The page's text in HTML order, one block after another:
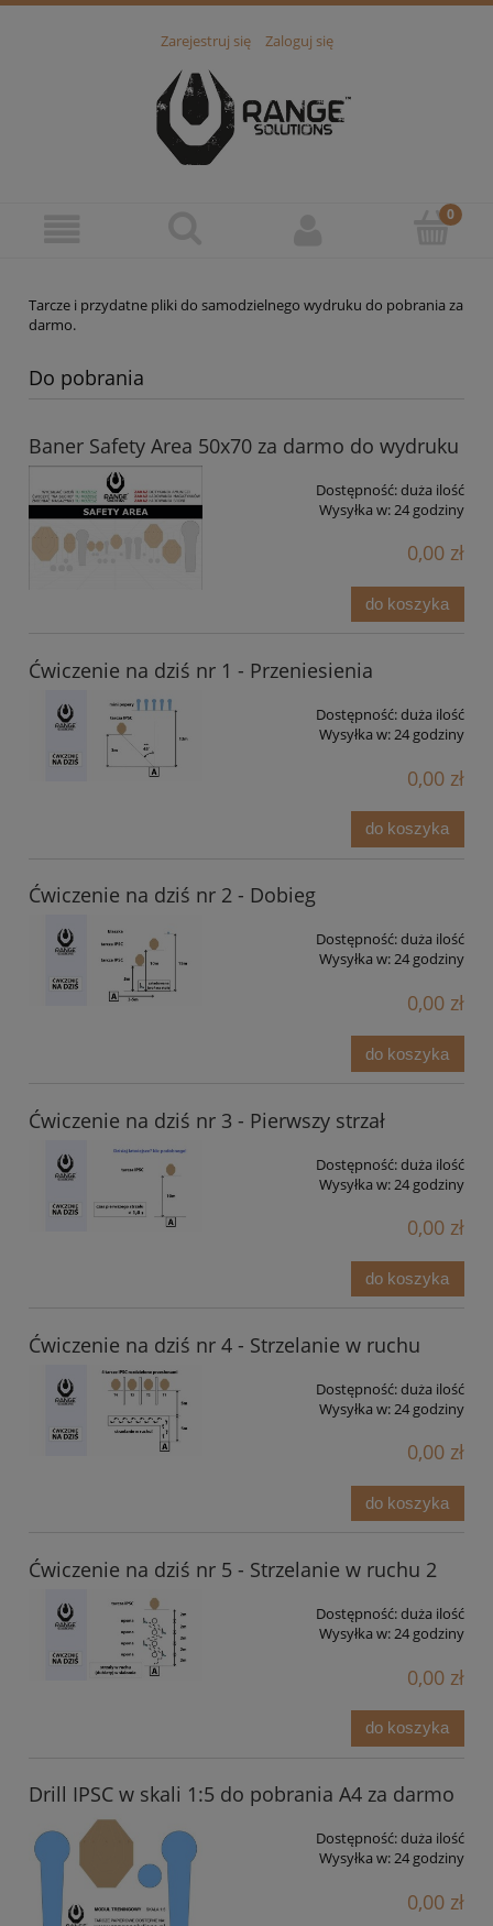
Zarejestruj się Zaloguj się
Tarcze i przydatne pliki do samodzielnego wydruku do pobrania za
darmo.
Do pobrania
Baner Safety Area 50x70 za darmo do wydruku
Dostępność:duża ilość
Wysyłka w:24 godziny
0,00 zł
do koszyka
Ćwiczenie na dziś nr 1 - Przeniesienia
Dostępność:duża ilość
Wysyłka w:24 godziny
0,00 zł
do koszyka
Ćwiczenie na dziś nr 2 - Dobieg
Dostępność:duża ilość
Wysyłka w:24 godziny
0,00 zł
do koszyka
Ćwiczenie na dziś nr 3 - Pierwszy strzał
Dostępność:duża ilość
Wysyłka w:24 godziny
0,00 zł
do koszyka
Ćwiczenie na dziś nr 4 - Strzelanie w ruchu
Dostępność:duża ilość
Wysyłka w:24 godziny
0,00 zł
do koszyka
Ćwiczenie na dziś nr 5 - Strzelanie w ruchu 2
Dostępność:duża ilość
Wysyłka w:24 godziny
0,00 zł
do koszyka
Drill IPSC w skali 1:5 do pobrania A4 za darmo
Dostępność:duża ilość
Wysyłka w:24 godziny
0,00 zł